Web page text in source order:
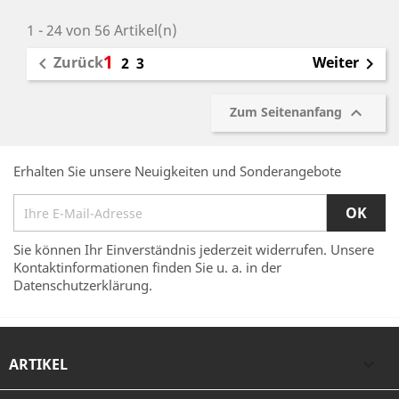
1 - 24 von 56 Artikel(n)
 Zurück1 2 3 Weiter 
Zum Seitenanfang 
Erhalten Sie unsere Neuigkeiten und Sonderangebote
Sie können Ihr Einverständnis jederzeit widerrufen. Unsere
Kontaktinformationen finden Sie u. a. in der
Datenschutzerklärung.
ARTIKEL